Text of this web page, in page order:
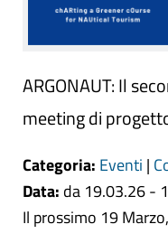
ARGONAUT: Il
meeting di
Categoria: Eventi |
Data: da 19.03.26 -
Il prossimo 19